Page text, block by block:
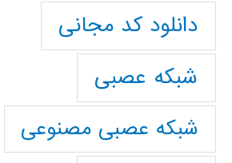
دانلود کد مجانی
شبکه عصبی
شبکه عصبی مصنوعی